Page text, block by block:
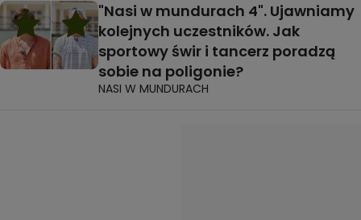
"Nasi w mundurach 4". Ujawniamy
kolejnych uczestników. Jak
sportowy świr i tancerz poradzą
sobie na poligonie?
NASI W MUNDURACH